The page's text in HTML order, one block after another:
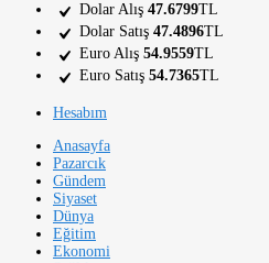
Dolar Alış 47.6799TL
Dolar Satış 47.4896TL
Euro Alış 54.9559TL
Euro Satış 54.7365TL
Hesabım
Anasayfa
Pazarcık
Gündem
Siyaset
Dünya
Eğitim
Ekonomi